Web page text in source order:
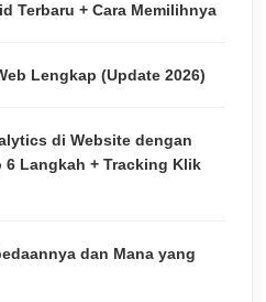
Terbaru + Cara Memilihnya
Lengkap (Update 2026)
di Website dengan
6 Langkah + Tracking Klik
dan Mana yang